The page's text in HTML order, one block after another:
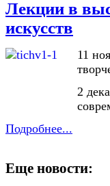
Лекции в
искусств
11
2
Подробнее...
Еще новости: